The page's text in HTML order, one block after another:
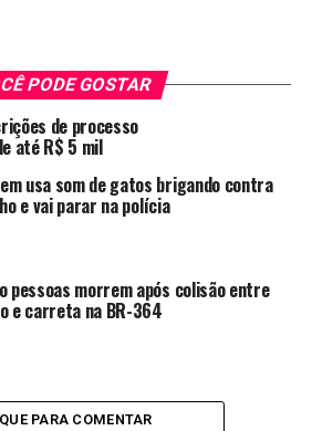
PODE GOSTAR
de processo
até R$ 5 mil
usa som de gatos brigando contra
e vai parar na polícia
pessoas morrem após colisão entre
e carreta na BR-364
PARA COMENTAR